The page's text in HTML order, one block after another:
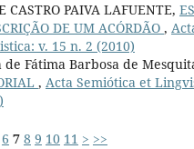
CASTRO PAIVA LAFUENTE,
DE UM ACÓRDÃO ,
v. 15 n. 2 (2010)
Fátima Barbosa de
, Acta Semiótica et
6 7 8 9 10 11 > >>